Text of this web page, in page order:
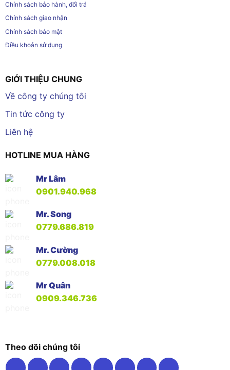
Chính sách bảo hành, đổi trả
Chính sách giao nhận
Chính sách bảo mật
Điều khoản sử dụng
GIỚI THIỆU CHUNG
Về công ty chúng tôi
Tin tức công ty
Liên hệ
HOTLINE MUA HÀNG
Mr Lâm
0901.940.968
Mr. Song
0779.686.819
Mr. Cường
0779.008.018
Mr Quân
0909.346.736
Theo dõi chúng tôi